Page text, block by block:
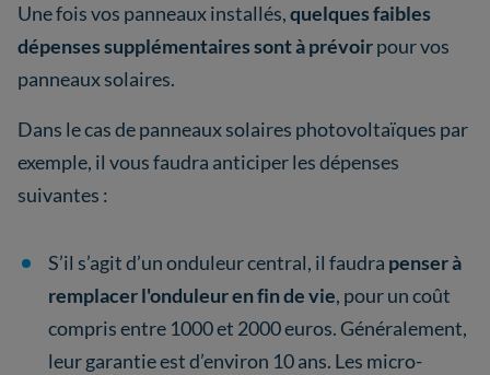
Une fois vos panneaux installés,quelques faibles
dépenses supplémentaires sont à prévoirpour vos
panneaux solaires.
Dans le cas de panneaux solaires photovoltaïques par
exemple, il vous faudra anticiper les dépenses
suivantes :
S’il s’agit d’un onduleur central, il faudra penser à
remplacer l'onduleur en fin de vie, pour un coût
compris entre 1000 et 2000 euros. Généralement,
leur garantie est d’environ 10 ans. Les micro-